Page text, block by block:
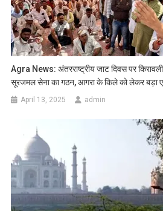
Agra News: अंतरराष्ट्रीय जाट दिवस पर
सूरजमल सेना का गठन, आगरा के किले को लेकर बड़ा
April 13, 2025 admin